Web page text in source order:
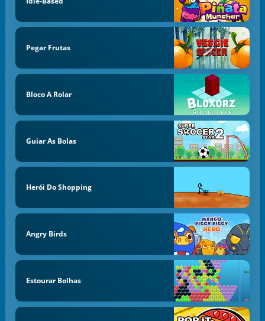
Pegar Frutas
Bloco A Rolar
Guiar As Bolas
Herói Do Shopping
Angry Birds
Estourar Bolhas